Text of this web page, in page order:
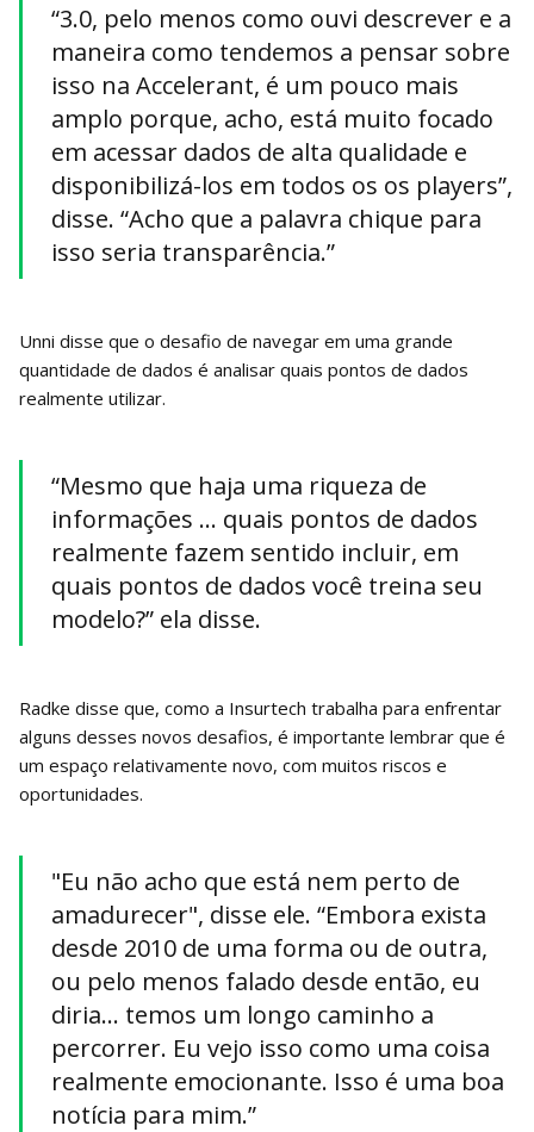
“3.0, pelo menos como ouvi descrever e a
maneira como tendemos a pensar sobre
isso na Accelerant, é um pouco mais
amplo porque, acho, está muito focado
em acessar dados de alta qualidade e
disponibilizá-los em todos os os players”,
disse. “Acho que a palavra chique para
isso seria transparência.”
Unni disse que o desafio de navegar em uma grande
quantidade de dados é analisar quais pontos de dados
realmente utilizar.
“Mesmo que haja uma riqueza de
informações … quais pontos de dados
realmente fazem sentido incluir, em
quais pontos de dados você treina seu
modelo?” ela disse.
Radke disse que, como a Insurtech trabalha para enfrentar
alguns desses novos desafios, é importante lembrar que é
um espaço relativamente novo, com muitos riscos e
oportunidades.
"Eu não acho que está nem perto de
amadurecer", disse ele. “Embora exista
desde 2010 de uma forma ou de outra,
ou pelo menos falado desde então, eu
diria… temos um longo caminho a
percorrer. Eu vejo isso como uma coisa
realmente emocionante. Isso é uma boa
notícia para mim.”